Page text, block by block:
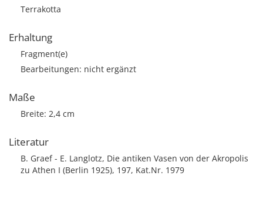
Terrakotta
Erhaltung
Fragment(e)
Bearbeitungen: nicht ergänzt
Maße
Breite: 2,4 cm
Literatur
B. Graef - E. Langlotz, Die antiken Vasen von der Akropolis
zu Athen I (Berlin 1925), 197, Kat.Nr. 1979